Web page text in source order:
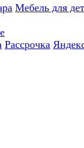
Мебель для
Рассрочка